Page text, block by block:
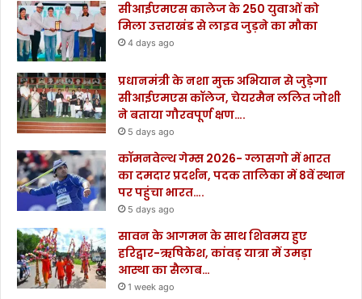
सीआईएमएस कालेज के 250 युवाओं को
मिला उत्तराखंड से लाइव जुड़ने का मौका
4 days ago
प्रधानमंत्री के नशा मुक्त अभियान से जुड़ेगा
सीआईएमएस कॉलेज, चेयरमैन ललित जोशी
ने बताया गौरवपूर्ण क्षण….
5 days ago
कॉमनवेल्थ गेम्स 2026- ग्लासगो में भारत
का दमदार प्रदर्शन, पदक तालिका में 8वें स्थान
पर पहुंचा भारत….
5 days ago
सावन के आगमन के साथ शिवमय हुए
हरिद्वार-ऋषिकेश, कांवड़ यात्रा में उमड़ा
आस्था का सैलाब…
1 week ago